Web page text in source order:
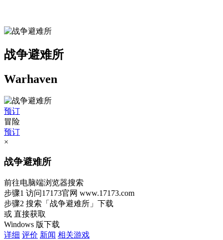
战争避难所
Warhaven
预订
冒险
预订
×
战争避难所
前往电脑端浏览器搜索
步骤1 访问17173官网 www.17173.com
步骤2 搜索 「战争避难所」 下载
或 直接获取
Windows 版下载
详细 评价 新闻 相关游戏